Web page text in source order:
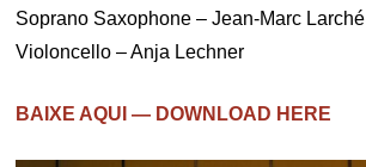
Soprano Saxophone – Jean-Marc Larché
Violoncello – Anja Lechner
BAIXE AQUI — DOWNLOAD HERE